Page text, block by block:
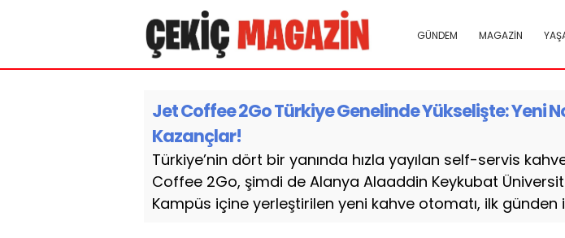
GÜNDEM MAGAZİN
Jet Coffee 2Go Türkiye Genelinde Yükselişte: Yeni
Kazançlar!
Türkiye’nin dört bir yanında hızla yayılan self-servis
Coffee 2Go, şimdi de Alanya Alaaddin Keykubat
Kampüs içine yerleştirilen yeni kahve otomatı, ilk günden